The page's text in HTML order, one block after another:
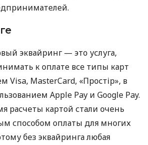
эквайринг — это услуга,
к оплате все типы карт
Visa, MasterCard, «Простір», в
Apple Pay и Google Pay.
расчеты картой стали очень
способом оплаты для многих
без эквайринга любая